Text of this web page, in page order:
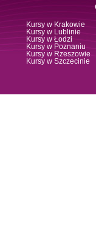
Kursy w Krakowie
Kursy w Lublinie
Kursy w Łodzi
Kursy w Poznaniu
Kursy w Rzeszowie
Kursy w Szczecinie